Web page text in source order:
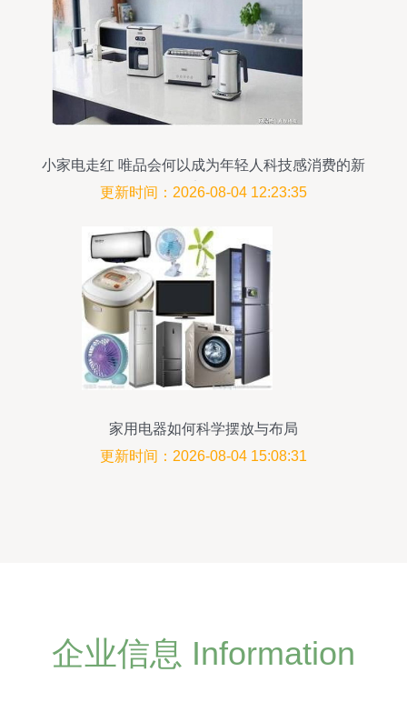
小家电走红 唯品会何以成为年轻人科技感消费的新
宠？
更新时间：2026-08-04 12:23:35
家用电器如何科学摆放与布局
更新时间：2026-08-04 15:08:31
企业信息 Information